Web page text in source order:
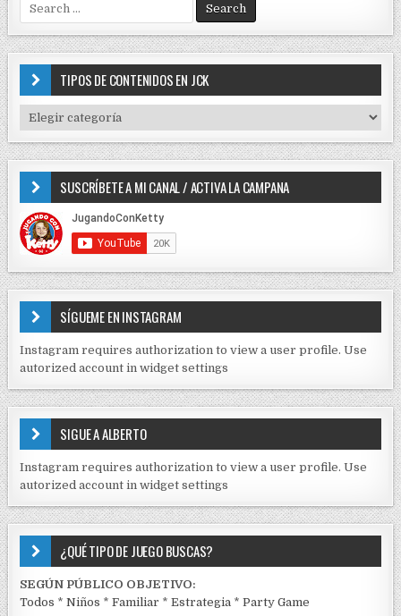
c
i
ó
n
e
e
n
r
a
d
e
a
r
f
r
:
TIPOS DE CONTENIDOS EN JCK
I
P
D
E
C
O
N
T
I
D
S
E
J
C
K
SUSCRÍBETE A MI CANAL / ACTIVA LA CAMPANA
SÍGUEME EN INSTAGRAM
Instagram requires authorization to view a user profile. Use
autorized account in widget settings
SIGUE A ALBERTO
Instagram requires authorization to view a user profile. Use
autorized account in widget settings
¿QUÉ TIPO DE JUEGO BUSCAS?
SEGÚN PÚBLICO OBJETIVO:
Todos *Niños *Familiar *Estrategia *Party Game